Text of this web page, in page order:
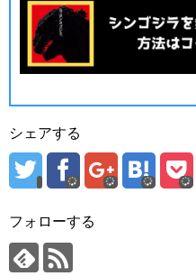
シェアする
フォローする